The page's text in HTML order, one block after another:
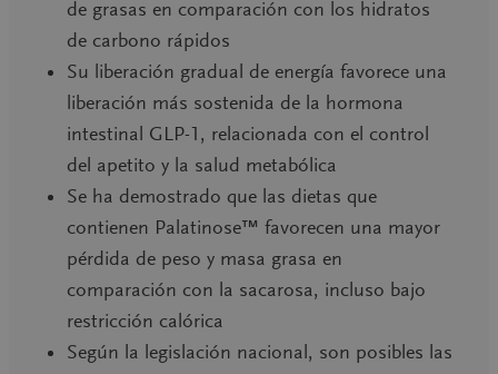
de grasas en comparación con los hidratos
de carbono rápidos
Su liberación gradual de energía favorece una
liberación más sostenida de la hormona
intestinal GLP-1 , relacionada con el control
del apetito y la salud metabólica
Se ha demostrado que las dietas que
contienen Palatinose™ favorecen una mayor
pérdida de peso y masa grasa en
comparación con la sacarosa, incluso bajo
restricción calórica
Según la legislación nacional, son posibles las